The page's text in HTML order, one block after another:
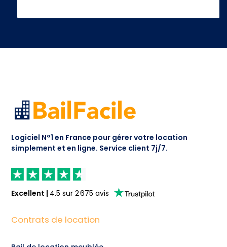
Logiciel N°1 en France pour gérer votre location
simplement et en ligne. Service client 7j/7.
Excellent | 4.5 sur2 675 avis
Contrats de location